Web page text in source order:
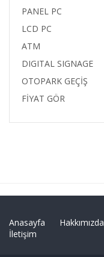
PANEL PC
LCD PC
ATM
DIGITAL SIGNAGE
OTOPARK GEÇİŞ
FİYAT GÖR
Anasayfa Hakkımızda
İletişim